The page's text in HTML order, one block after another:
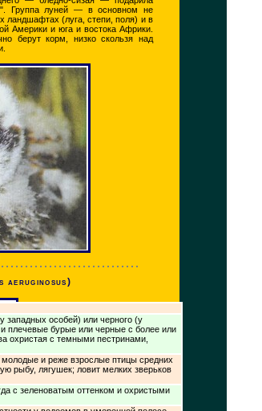
Группа луней — в основном не
ландшафтах (луга, степи, поля) и в
Америки и юга и востока Африки.
берут корм, низко скользя над
aeruginosus)
западных особей) или черного (у
плечевые бурые или черные с более или
охристая с темными пестринами,
и реже взрослые птицы средних
рыбу, лягушек; ловит мелких зверьков
с зеленоватым оттенком и охристыми